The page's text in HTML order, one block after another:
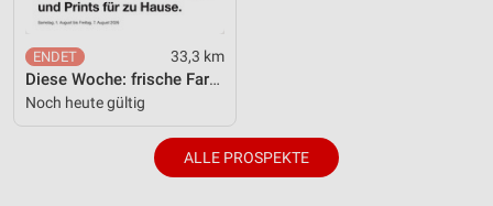
33,3 km
Diese Woche: frische Farben und Prints für zu Hause.
Noch heute gültig
ALLE PROSPEKTE